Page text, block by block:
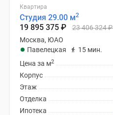
Квартира
Студия 29.00 м2
19 895 375 ₽ 23 406 324₽
Москва, ЮАО
Павелецкая
15 мин.
Цена за м2
Корпус
Этаж
Отделка
Ипотека